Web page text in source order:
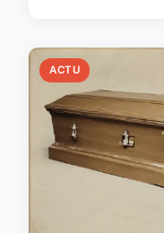
ACTU